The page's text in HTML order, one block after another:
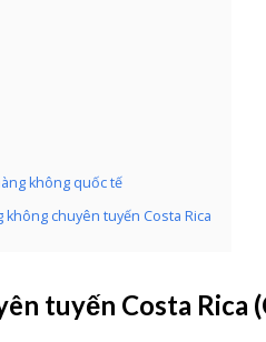
không quốc tế
không chuyên tuyến Costa Rica
tuyến Costa Rica